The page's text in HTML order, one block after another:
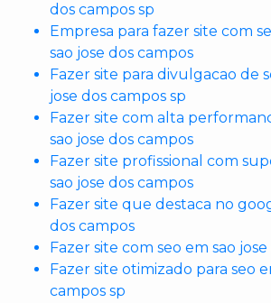
dos campos sp
Empresa para fazer site com
sao jose dos campos
Fazer site para divulgacao de
jose dos campos sp
Fazer site com alta
sao jose dos campos
Fazer site profissional com
sao jose dos campos
Fazer site que destaca no
dos campos
Fazer site com seo em sao
Fazer site otimizado para seo
campos sp